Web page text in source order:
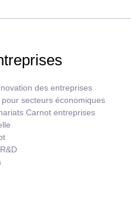
des entreprises
secteurs économiques
Carnot entreprises